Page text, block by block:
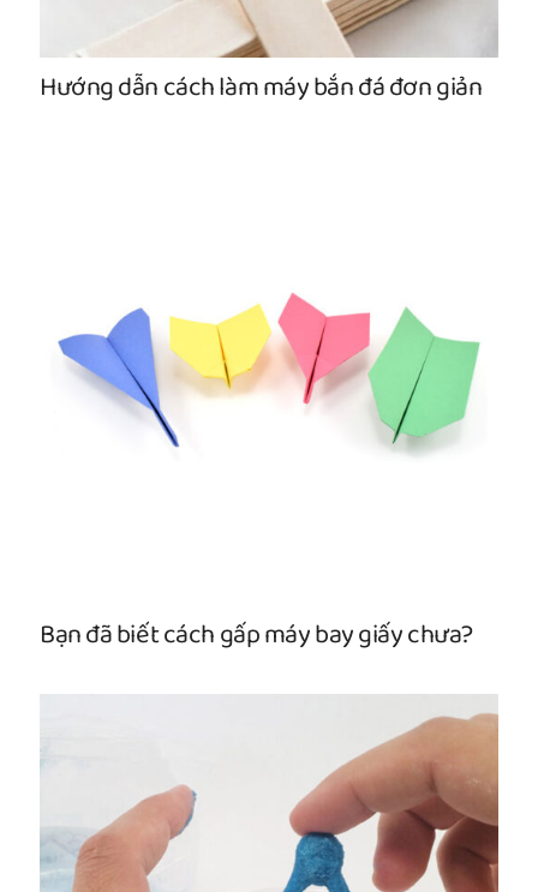
Hướng dẫn cách làm máy bắn đá đơn giản
Bạn đã biết cách gấp máy bay giấy chưa?